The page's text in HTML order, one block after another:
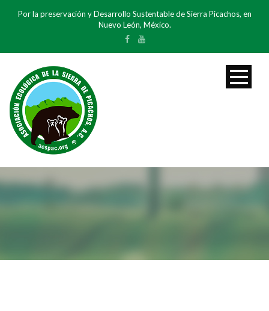
Por la preservación y Desarrollo Sustentable de Sierra Picachos, en
Nuevo León, México.